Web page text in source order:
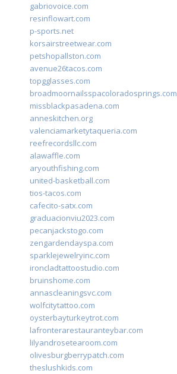
gabriovoice.com
resinflowart.com
p-sports.net
korsairstreetwear.com
petshopallston.com
avenue26tacos.com
topgglasses.com
broadmoornailsspacoloradosprings.com
missblackpasadena.com
anneskitchen.org
valenciamarketytaqueria.com
reefrecordsllc.com
alawaffle.com
aryouthfishing.com
united-basketball.com
tios-tacos.com
cafecito-satx.com
graduacionviu2023.com
pecanjackstogo.com
zengardendayspa.com
sparklejewelryinc.com
ironcladtattoostudio.com
bruinshome.com
annascleaningsvc.com
wolfcitytattoo.com
oysterbayturkeytrot.com
lafronterarestauranteybar.com
lilyandrosetearoom.com
olivesburgberrypatch.com
theslushkids.com